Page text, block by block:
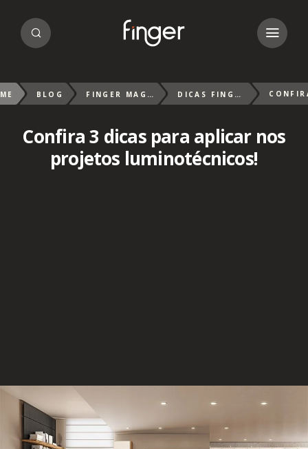
BLOG FINGER MAGAZIN DICAS FINGER
Confira 3 dicas para aplicar nos
projetos luminotécnicos!